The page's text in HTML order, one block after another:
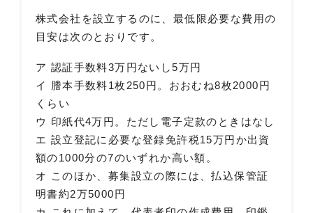
株式会社を設立するのに、最低限必要な費用の
目安は次のとおりです。
ア 認証手数料3万円ないし5万円
イ 謄本手数料1枚250円。おおむね8枚2000円
くらい
ウ 印紙代4万円。ただし電子定款のときはなし
エ 設立登記に必要な登録免許税15万円か出資
額の1000分の7のいずれか高い額。
オ このほか、募集設立の際には、払込保管証
明書約2万5000円